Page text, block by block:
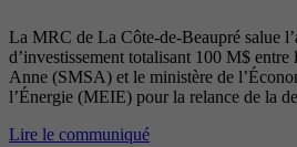
La MRC de La Côte-de-Beaupré salue
d’investissement totalisant 100 M$
Anne (SMSA) et le ministère de
l’Énergie (MEIE) pour la relance de la
Lire le communiqué